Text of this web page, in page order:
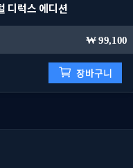
디럭스 에디션
99,100
장바구니